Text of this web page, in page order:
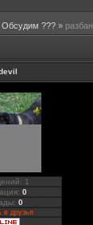
Обсудим ??? » разбан
1
0
0
в друзья